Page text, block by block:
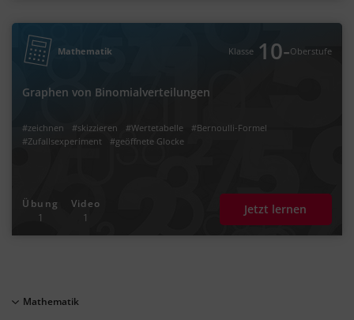
Mathematik Klasse 10‐Oberstufe
Graphen von Binomialverteilungen
#zeichnen #skizzieren #Wertetabelle
#Bernoulli-Formel
#Zufallsexperiment
#geöffnete Glocke
Übung
1
Video
1
Jetzt lernen
Mathematik